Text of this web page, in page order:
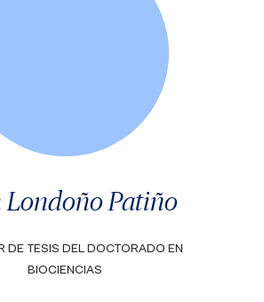
Londoño Patiño
DE TESIS DEL DOCTORADO EN
BIOCIENCIAS